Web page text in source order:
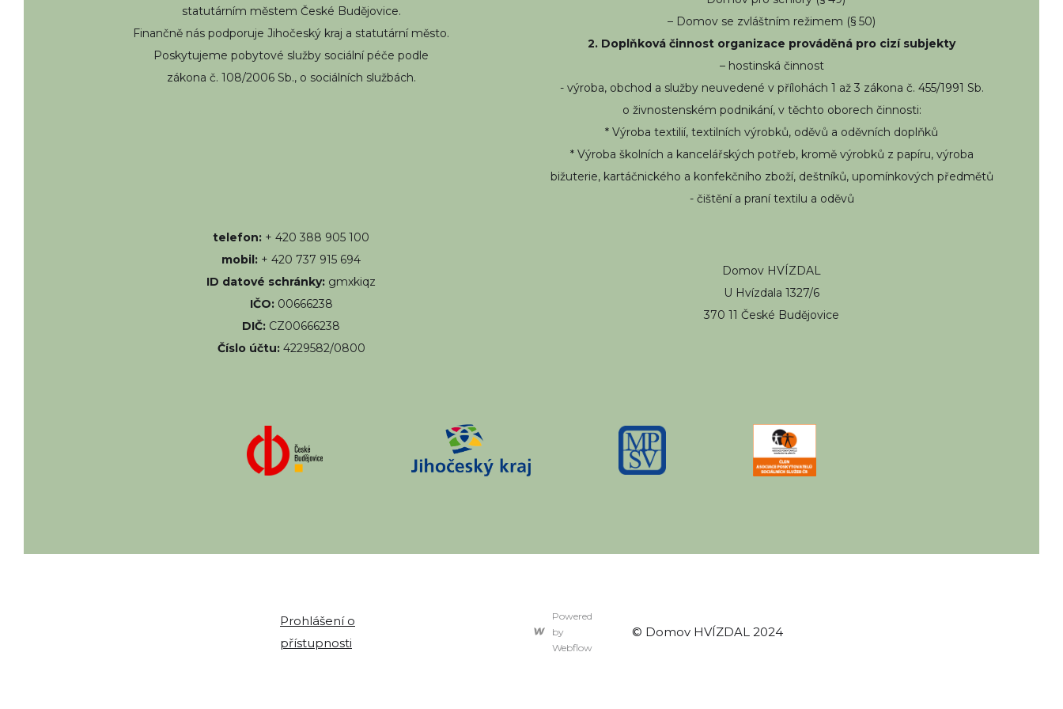
statutárním městem České Budějovice.
Finančně nás podporuje Jihočeský kraj a statutární město.
Poskytujeme pobytové služby sociální péče podle
zákona č. 108/2006 Sb., o sociálních službách.
– Domov se zvláštním režimem (§ 50)
2. Doplňková činnost organizace prováděná pro cizí subjekty
– hostinská činnost
- výroba, obchod a služby neuvedené v přílohách 1 až 3 zákona č. 455/1991 Sb.
o živnostenském podnikání, v těchto oborech činnosti:
* Výroba textilií, textilních výrobků, oděvů a oděvních doplňků
* Výroba školních a kancelářských potřeb, kromě výrobků z papíru, výroba
bižuterie, kartáčnického a konfekčního zboží, deštníků, upomínkových předmětů
- čištění a praní textilu a oděvů
telefon: + 420 388 905 100
mobil: + 420 737 915 694
ID datové schránky: gmxkiqz
IČO:00666238
DIČ: CZ00666238
Číslo účtu: 4229582/0800
Domov HVÍZDAL
U Hvízdala 1327/6
370 11 České Budějovice
Prohlášení o
přístupnosti
Powered
by
Webflow
© Domov HVÍZDAL 2024